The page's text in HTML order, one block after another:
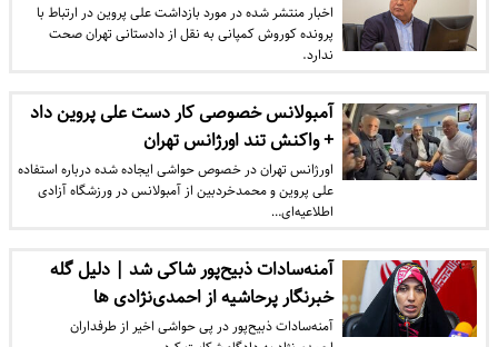
اخبار منتشر شده در مورد بازداشت علی پروین در ارتباط با
پرونده کوروش کمپانی به نقل از دادستانی تهران صحت
ندارد.
آمبولانس خصوصی کار دست علی پروین داد
+ واکنش تند اورژانس تهران
اورژانس تهران در خصوص حواشی ایجاده شده درباره استفاده
علی پروین و محمدخردبین از آمبولانس در ورزشگاه آزادی
اطلاعیه‌ای…
آمنه‌سادات ذبیح‌پور شاکی شد | دلیل گله
خبرنگار پرحاشیه از احمدی‌نژادی ها
آمنه‌سادات ذبیح‌پور در پی حواشی اخیر از طرفداران